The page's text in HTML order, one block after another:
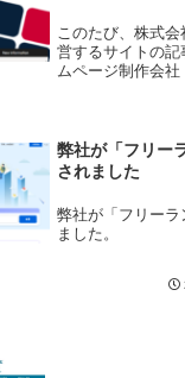
このたび、株式
営するサイトの
ムページ制作会社
た。記事内では
や強みについて詳
弊社が「フリー
されました
弊社が「フリー
ました。